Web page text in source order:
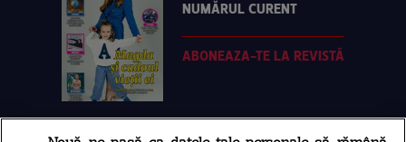
NUMĂRUL CURENT
ABONEAZA-TE LA REVISTĂ